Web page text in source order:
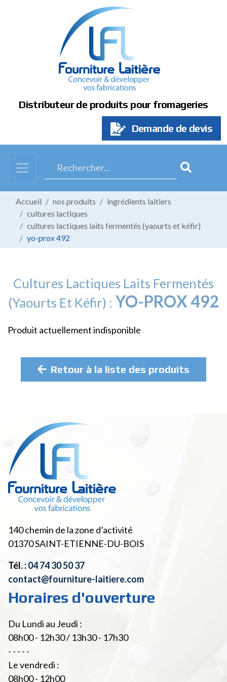
Distributeur de produits pour fromageries
Demande de devis
Accueil nos produits
ingrédients laitiers
cultures lactiques
cultures lactiques laits fermentés (yaourts et kéfir)
yo-prox 492
Cultures Lactiques Laits Fermentés
(yaourts Et Kéfir) : YO-PROX 492
Produit actuellement indisponible
Retour à la liste des produits
140 chemin de la zone d’activité
01370SAINT-ETIENNE-DU-BOIS
Tél. :04 74 30 50 37
contact@fourniture-laitiere.com
Horaires d'ouverture
Du Lundi au Jeudi :
08h00 - 12h30 / 13h30 - 17h30
- - - - -
Le vendredi :
08h00 - 12h00
Panneau de gestion des cookies